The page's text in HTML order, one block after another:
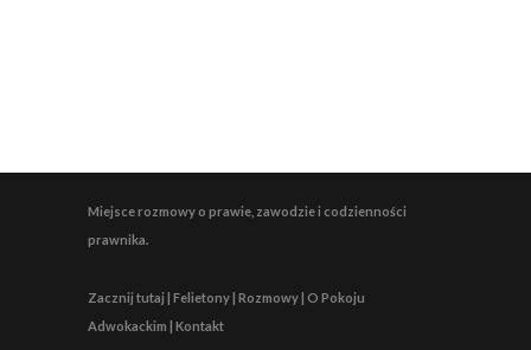
Miejsce rozmowy o prawie, zawodzie i codzienności
prawnika.
Zacznij tutaj | Felietony | Rozmowy | O Pokoju
Adwokackim | Kontakt